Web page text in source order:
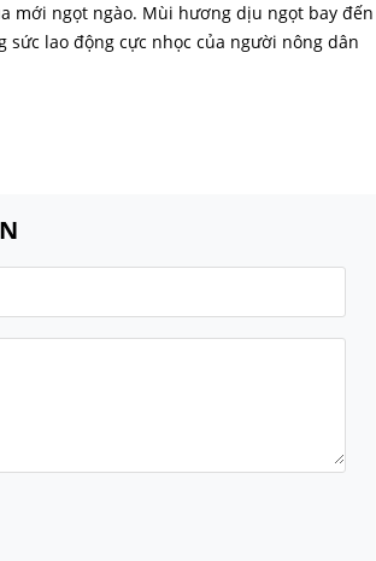
mới ngọt ngào. Mùi hương dịu ngọt bay đến
lao động cực nhọc của người nông dân